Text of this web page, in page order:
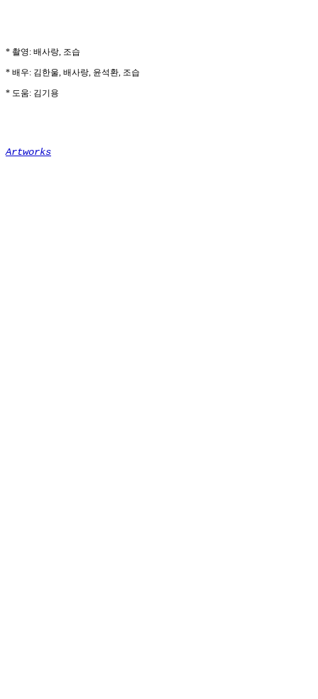
* 촬영: 배사랑, 조습
* 배우: 김한울, 배사랑, 윤석환, 조습
* 도움: 김기용
Artworks